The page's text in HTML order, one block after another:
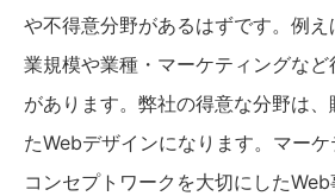
や不得意分野があるはずです。例
業規模や業種・マーケティングな
があります。弊社の得意な分野は
たWebデザインになります。マー
コンセプトワークを大切にした